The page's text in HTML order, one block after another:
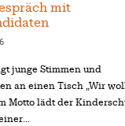
mit
junge Stimmen und
an einen Tisch „Wir
Motto lädt der